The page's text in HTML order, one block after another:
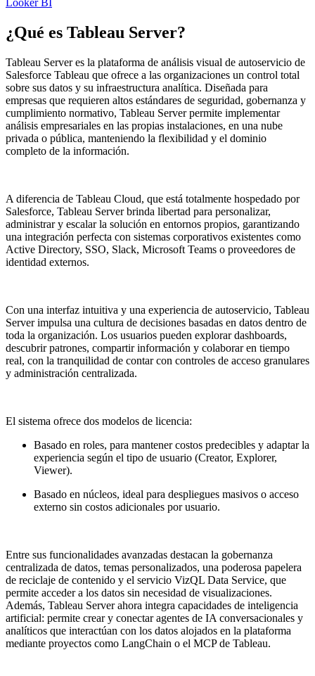
¿Qué es Tableau Server?
Tableau Server es la plataforma de análisis visual de autoservicio de
Salesforce Tableau que ofrece a las organizaciones un control total
sobre sus datos y su infraestructura analítica. Diseñada para
empresas que requieren altos estándares de seguridad, gobernanza y
cumplimiento normativo, Tableau Server permite implementar
análisis empresariales en las propias instalaciones, en una nube
privada o pública, manteniendo la flexibilidad y el dominio
completo de la información.
A diferencia de Tableau Cloud, que está totalmente hospedado por
Salesforce, Tableau Server brinda libertad para personalizar,
administrar y escalar la solución en entornos propios, garantizando
una integración perfecta con sistemas corporativos existentes como
Active Directory, SSO, Slack, Microsoft Teams o proveedores de
identidad externos.
Con una interfaz intuitiva y una experiencia de autoservicio, Tableau
Server impulsa una cultura de decisiones basadas en datos dentro de
toda la organización. Los usuarios pueden explorar dashboards,
descubrir patrones, compartir información y colaborar en tiempo
real, con la tranquilidad de contar con controles de acceso granulares
y administración centralizada.
El sistema ofrece dos modelos de licencia:
Basado en roles, para mantener costos predecibles y adaptar la
experiencia según el tipo de usuario (Creator, Explorer,
Viewer).
Basado en núcleos, ideal para despliegues masivos o acceso
externo sin costos adicionales por usuario.
Entre sus funcionalidades avanzadas destacan la gobernanza
centralizada de datos, temas personalizados, una poderosa papelera
de reciclaje de contenido y el servicio VizQL Data Service, que
permite acceder a los datos sin necesidad de visualizaciones.
Además, Tableau Server ahora integra capacidades de inteligencia
artificial: permite crear y conectar agentes de IA conversacionales y
analíticos que interactúan con los datos alojados en la plataforma
mediante proyectos como LangChain o el MCP de Tableau.